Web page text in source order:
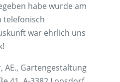
habe wurde am
telefonisch
war ehrlich uns
AE., Gartengestaltung